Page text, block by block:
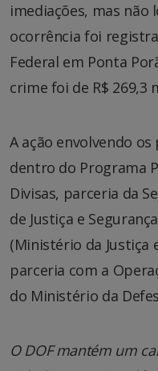
imediações, mas não
ocorrência foi
Federal em Ponta
crime foi de R$ 269,3
A ação envolvendo
dentro do Programa
Divisas, parceria da
de Justiça e
(Ministério da Justiça
parceria com a
do Ministério da
O DOF mantém um